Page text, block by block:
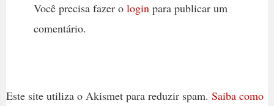
Você precisa fazer o loginpara publicar um
comentário.
Este site utiliza o Akismet para reduzir spam. Saiba como